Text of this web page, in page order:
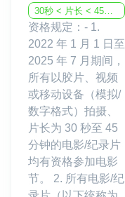
资格规定：- 1.
2022 年 1 月 1 日至
2025 年 7 月期间，
所有以胶片、视频
或移动设备（模拟/
数字格式）拍摄、
片长为 30 秒至 45
分钟的电影/纪录片
均有资格参加电影
节。 2. 所有电影/纪